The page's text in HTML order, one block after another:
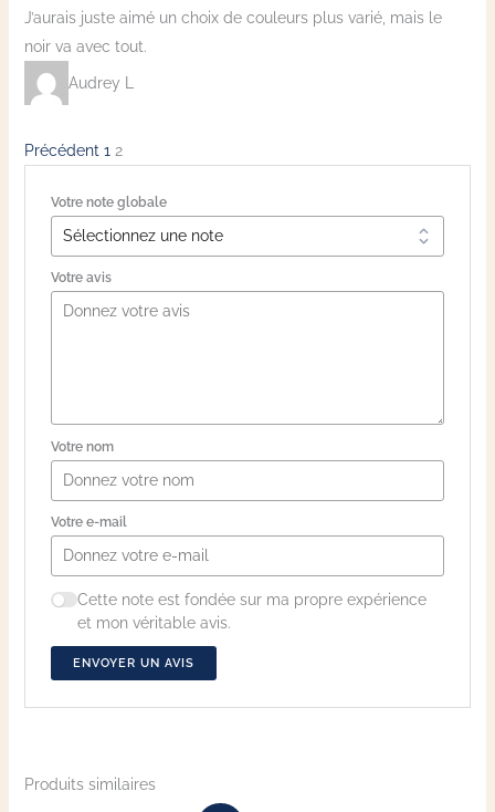
J’aurais juste aimé un choix de couleurs plus varié, mais le
noir va avec tout.
Audrey L
Navigation
Reviews
Précédent Page
1 Page
2
Votre note globale
Votre avis
Votre nom
Votre e-mail
Cette note est fondée sur ma propre expérience
et mon véritable avis.
ENVOYER UN AVIS
Produits similaires